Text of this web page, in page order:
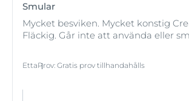
Smular
Mycket besviken. Mycket konstig
Fläckig. Går inte att använda eller
EttaProv: Gratis prov tillhandahålls